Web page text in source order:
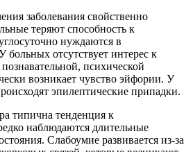
заболевания свойственно
теряют способность к
нуждаются в
отсутствует интерес к
психической
возникает чувство эйфории. У
эпилептические припадки.
типична тенденция к
наблюдаются длительные
Слабоумие развивается из-за